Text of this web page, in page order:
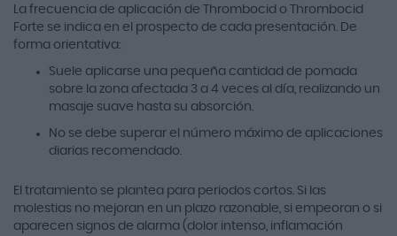
La frecuencia de aplicación de Thrombocid o Thrombocid
Forte se indica en el prospecto de cada presentación. De
forma orientativa:
Suele aplicarse una pequeña cantidad de pomada
sobre la zona afectada 3 a 4 veces al día, realizando un
masaje suave hasta su absorción.
No se debe superar el número máximo de aplicaciones
diarias recomendado.
El tratamiento se plantea para periodos cortos. Si las
molestias no mejoran en un plazo razonable, si empeoran o si
aparecen signos de alarma (dolor intenso, inflamación